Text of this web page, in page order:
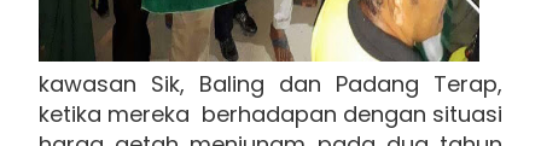
kawasan Sik, Baling dan Padang Terap,
ketika mereka berhadapan dengan situasi